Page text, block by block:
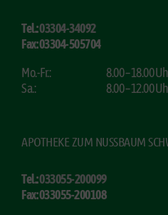
Tel.:03304-34092
Fax: 03304-505704
Mo.-Fr.:
8.00 – 18.00
Sa.:
8.00 – 12.00
APOTHEKE ZUM NUSSBAUM
Tel.:033055-200099
Fax: 033055-200108